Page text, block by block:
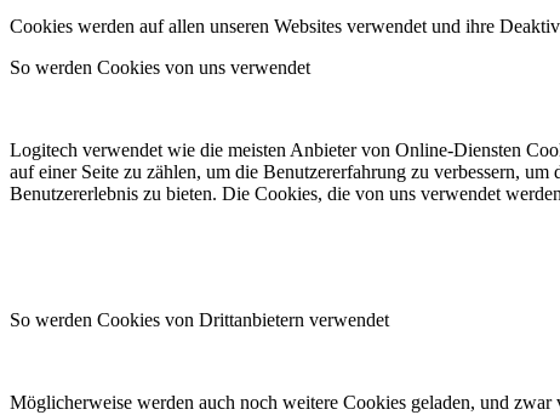
Cookies werden auf allen unseren Websites verwendet und ihre
So werden Cookies von uns verwendet
Logitech verwendet wie die meisten Anbieter von Online-Diensten
auf einer Seite zu zählen, um die Benutzererfahrung zu verbessern,
Benutzererlebnis zu bieten. Die Cookies, die von uns verwendet
So werden Cookies von Drittanbietern verwendet
Möglicherweise werden auch noch weitere Cookies geladen, und